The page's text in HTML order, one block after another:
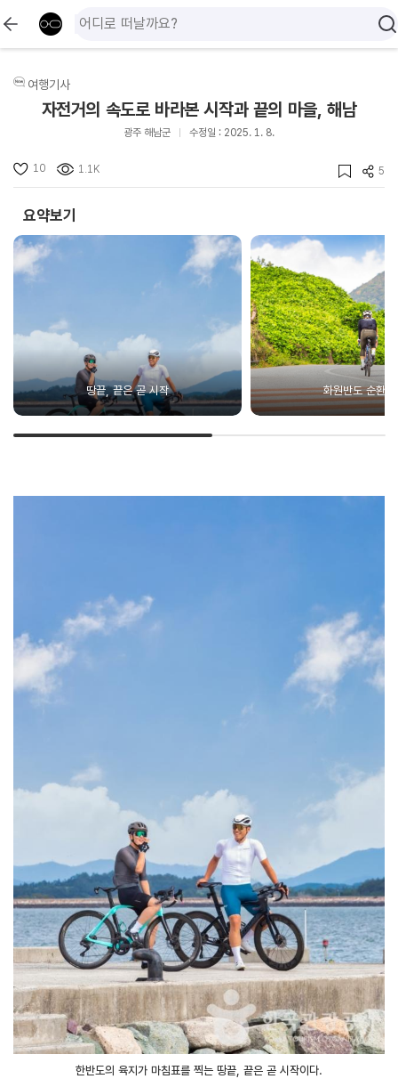
여행기사
자전거의 속도로 바라본 시작과 끝의 마을, 해남
광주 해남군 수정일 : 2025. 1. 8.
10 1.1K 5
요약보기
땅끝, 끝은 곧 시작 화원반도 순환코
한반도의 육지가 마침표를 찍는 땅끝, 끝은 곧 시작이다.